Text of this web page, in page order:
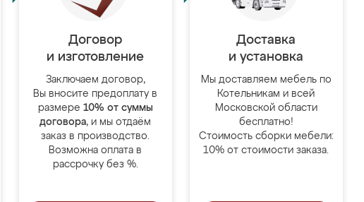
Договор
и изготовление
Заключаем договор,
Вы вносите предоплату в
размере 10% от суммы
договора, и мы отдаём
заказ в производство.
Возможна оплата в
рассрочку без %.
Доставка
и установка
Мы доставляем мебель по
Котельникам и всей
Московской области
бесплатно!
Стоимость сборки мебели:
10% от стоимости заказа.